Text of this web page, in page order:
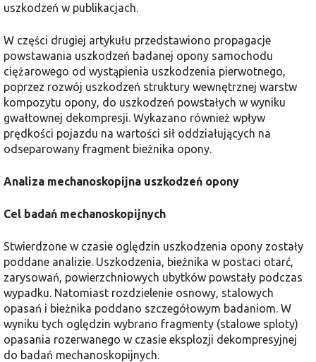
uszkodzeń w publikacjach.
W części drugiej artykułu przedstawiono propagacje
powstawania uszkodzeń badanej opony samochodu
ciężarowego od wystąpienia uszkodzenia pierwotnego,
poprzez rozwój uszkodzeń struktury wewnętrznej warstw
kompozytu opony, do uszkodzeń powstałych w wyniku
gwałtownej dekompresji. Wykazano również wpływ
prędkości pojazdu na wartości sił oddziałujących na
odseparowany fragment bieżnika opony.
Analiza mechanoskopijna uszkodzeń opony
Cel badań mechanoskopijnych
Stwierdzone w czasie oględzin uszkodzenia opony zostały
poddane analizie. Uszkodzenia, bieżnika w postaci otarć,
zarysowań, powierzchniowych ubytków powstały podczas
wypadku. Natomiast rozdzielenie osnowy, stalowych
opasań i bieżnika poddano szczegółowym badaniom. W
wyniku tych oględzin wybrano fragmenty (stalowe sploty)
opasania rozerwanego w czasie eksplozji dekompresyjnej
do badań mechanoskopijnych.